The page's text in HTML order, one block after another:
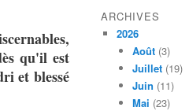
qu'il est
et blessé
ARCHIVES
2026
Août (3)
Juillet (19)
Juin (11)
Mai (23)